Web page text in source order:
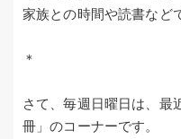
家族との時間や読書など
＊
さて、毎週日曜日は、最
冊」のコーナーです。